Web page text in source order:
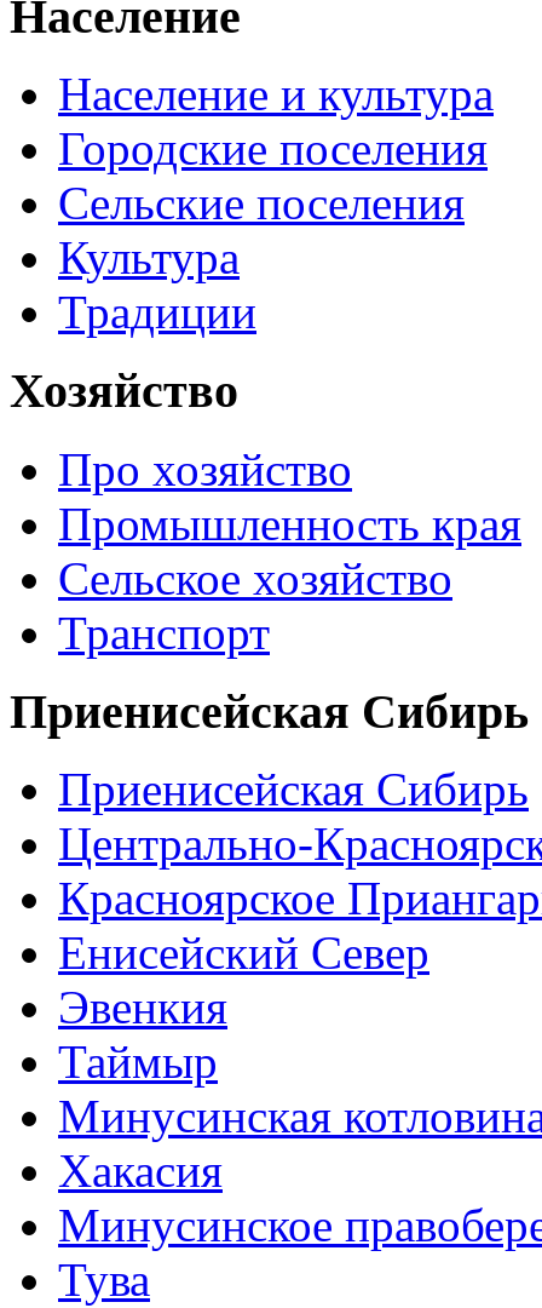
Население
Население и культура
Городские поселения
Сельские поселения
Культура
Традиции
Хозяйство
Про хозяйство
Промышленность края
Сельское хозяйство
Транспорт
Приенисейская Сибирь
Приенисейская Сибирь
Центрально-
Красноярское
Енисейский Север
Эвенкия
Таймыр
Минусинская
Хакасия
Минусинское
Тува